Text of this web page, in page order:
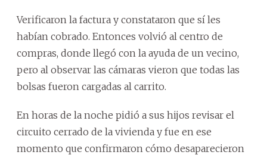
Verificaron la factura y constataron que sí les
habían cobrado. Entonces volvió al centro de
compras, donde llegó con la ayuda de un vecino,
pero al observar las cámaras vieron que todas las
bolsas fueron cargadas al carrito.
En horas de la noche pidió a sus hijos revisar el
circuito cerrado de la vivienda y fue en ese
momento que confirmaron cómo desaparecieron